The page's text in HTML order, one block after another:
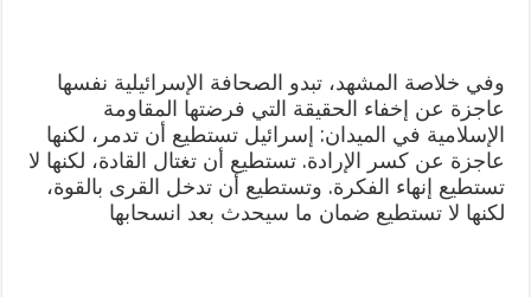
وفي خلاصة المشهد، تبدو الصحافة الإسرائيلية نفسها
عاجزة عن إخفاء الحقيقة التي فرضتها المقاومة
الإسلامية في الميدان: إسرائيل تستطيع أن تدمر، لكنها
عاجزة عن كسر الإرادة. تستطيع أن تغتال القادة، لكنها لا
تستطيع إنهاء الفكرة. وتستطيع أن تدخل القرى بالقوة،
لكنها لا تستطيع ضمان ما سيحدث بعد انسحابها